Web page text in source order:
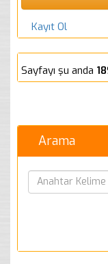
Kayıt Ol
Sayfayı şu anda
Arama